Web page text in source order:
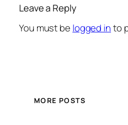
Leave a Reply
You must be logged into
MORE POSTS